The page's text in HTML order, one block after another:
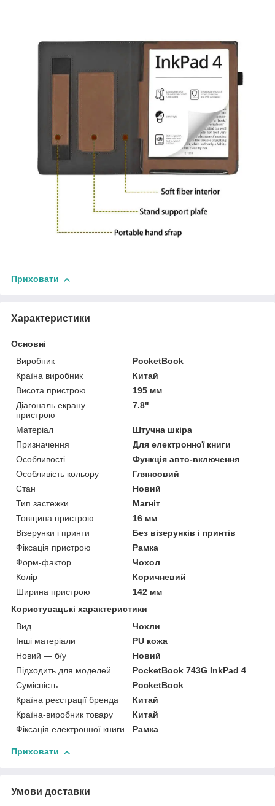
Приховати
Характеристики
Основні
Виробник
PocketBook
Країна виробник
Китай
Висота пристрою
195 мм
Діагональ екрану
пристрою
7.8"
Матеріал
Штучна шкіра
Призначення
Для електронної книги
Особливості
Функція авто-включення
Особливість кольору
Глянсовий
Стан
Новий
Тип застежки
Магніт
Товщина пристрою
16 мм
Візерунки і принти
Без візерунків і принтів
Фіксація пристрою
Рамка
Форм-фактор
Чохол
Колір
Коричневий
Ширина пристрою
142 мм
Користувацькі характеристики
Вид
Чохли
Інші матеріали
PU кожа
Новий — б/у
Новий
Підходить для моделей
PocketBook 743G InkPad 4
Сумісність
PocketBook
Країна реєстрації бренда
Китай
Країна-виробник товару
Китай
Фіксація електронної книги
Рамка
Приховати
Умови доставки